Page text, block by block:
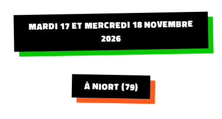
MARDI 17 ET MERCREDI 18 NOVEMBRE
2026
À NIORT (79)